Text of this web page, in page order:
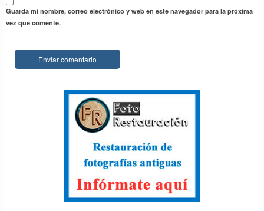
Perlé, por avatares del destino, recorriendo
la isla de Ceilán
Guarda mi nombre, correo electrónico y web en este navegador para la próxima
vez que comente.